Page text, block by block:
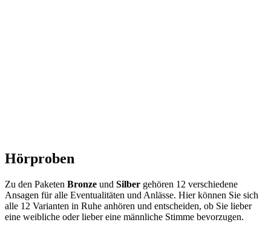
Hörproben
Zu den Paketen Bronze und Silber gehören 12 verschiedene
Ansagen für alle Eventualitäten und Anlässe. Hier können Sie sich
alle 12 Varianten in Ruhe anhören und entscheiden, ob Sie lieber
eine weibliche oder lieber eine männliche Stimme bevorzugen.